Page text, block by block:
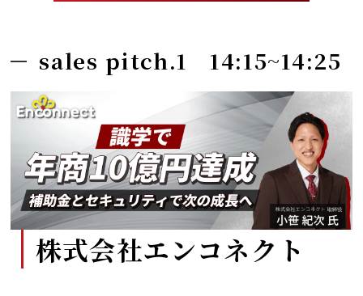
sales pitch.1 14:15~14:25
株式会社エンコネクト